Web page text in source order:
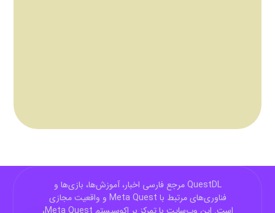
QuestDL مرجع فارسی اخبار، آموزش‌ها، بازی‌ها و
فناوری‌های مرتبط با Meta Quest و واقعیت مجازی